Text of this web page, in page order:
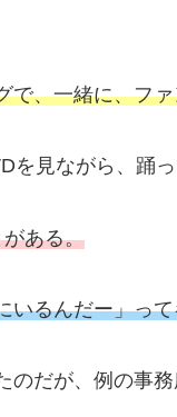
で、一緒に、フ
見ながら、踊っ
ある。
いるんだー」っ
だが、例の事